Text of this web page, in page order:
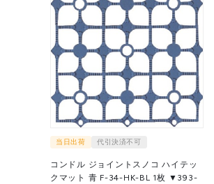
当日出荷 代引決済不可
コンドル ジョイントスノコ ハイテッ
クマット 青 F-34-HK-BL 1枚 ▼393-